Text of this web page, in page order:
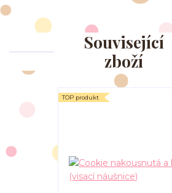
Související
zboží
TOP produkt